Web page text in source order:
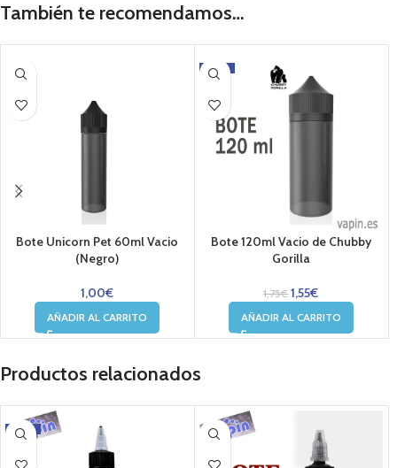
También te recomendamos…
Bote Unicorn Pet 60ml Vacio
(Negro)
1,00€
AÑADIR AL CARRITO
-11%
Bote 120ml Vacio de Chubby
Gorilla
1,75€ 1,55€
AÑADIR AL CARRITO
Productos relacionados
-10%